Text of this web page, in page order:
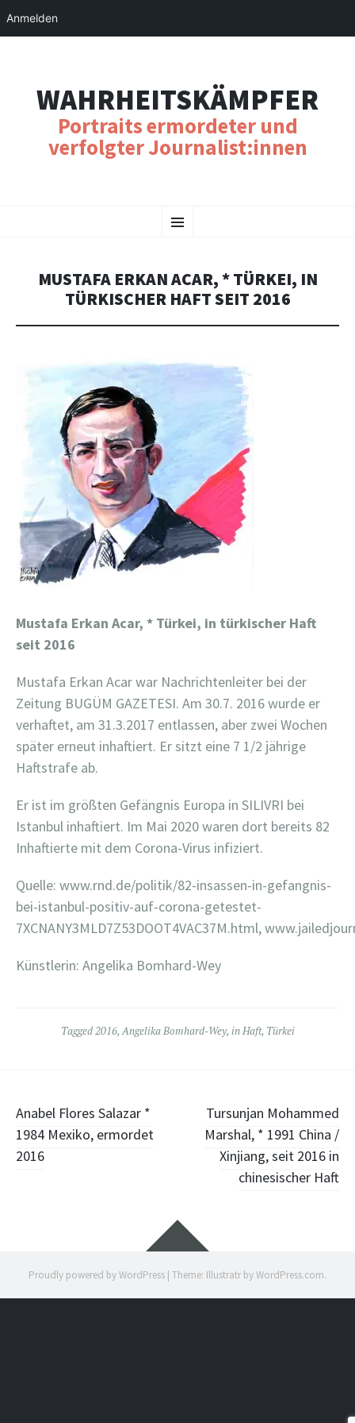
WAHRHEITSKÄMPFER
Portraits ermordeter und
verfolgter Journalist:innen
Menu
TO
MUSTAFA ERKAN ACAR, * TÜRKEI, IN
TÜRKISCHER HAFT SEIT 2016
Mustafa Erkan Acar, * Türkei, in türkischer Haft
seit 2016
Mustafa Erkan Acar war Nachrichtenleiter bei der
Zeitung BUGÜM GAZETESI. Am 30.7. 2016 wurde er
verhaftet, am 31.3.2017 entlassen, aber zwei Wochen
später erneut inhaftiert. Er sitzt eine 7 1/2 jährige
Haftstrafe ab.
Er ist im größten Gefängnis Europa in SILIVRI bei
Istanbul inhaftiert. Im Mai 2020 waren dort bereits 82
Inhaftierte mit dem Corona-Virus infiziert.
Quelle: www.rnd.de/politik/82-insassen-in-gefangnis-
bei-istanbul-positiv-auf-corona-getestet-
7XCNANY3MLD7Z53DOOT4VAC37M.html,
Künstlerin: Angelika Bomhard-Wey
Tagged2016,Angelika Bomhard-Wey, in Haft, Türkei
Post
navigation
Anabel Flores Salazar *
1984 Mexiko, ermordet
2016
Tursunjan Mohammed
Marshal, * 1991 China /
Xinjiang, seit 2016 in
chinesischer Haft
Widgets
Proudly powered by WordPress | Theme: Illustratr byWordPress.com.
Anmelden